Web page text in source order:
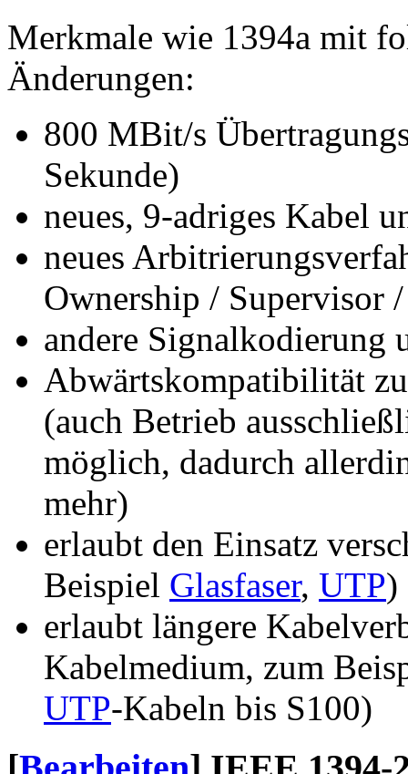
Merkmale wie 1394a mit
Änderungen:
800 MBit/s
Sekunde)
neues, 9-adriges Kabel
neues
Ownership / Supervisor
andere Signalkodierung
Abwärtskompatibilität
(auch Betrieb
möglich, dadurch
mehr)
erlaubt den Einsatz
Beispiel Glasfaser, UTP)
erlaubt längere
Kabelmedium, zum
UTP-Kabeln bis S100)